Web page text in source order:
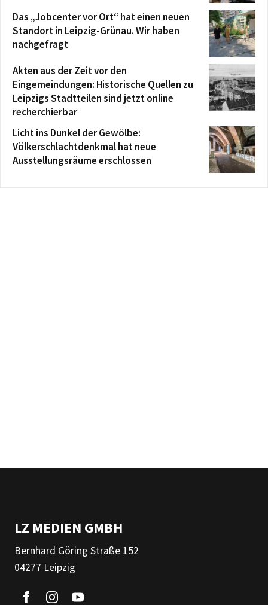
Das „Jobcenter vor Ort“ hat einen neuen
Standort in Leipzig-Grünau. Wir haben
nachgefragt
Akten aus der Zeit vor den
Eingemeindungen: Historische Quellen zu
Leipzigs Stadtteilen sind jetzt online
recherchierbar
Licht ins Dunkel der Gewölbe:
Völkerschlachtdenkmal hat neue
Ausstellungsräume erschlossen
LZ MEDIEN GMBH
Bernhard Göring Straße 152
04277 Leipzig